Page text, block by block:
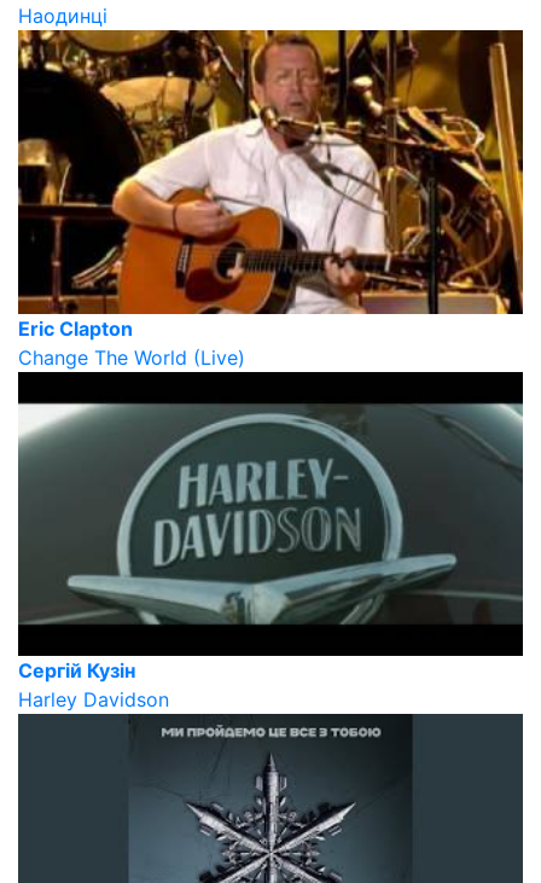
Наодинці
Eric Clapton
Change The World (Live)
Сергій Кузін
Harley Davidson